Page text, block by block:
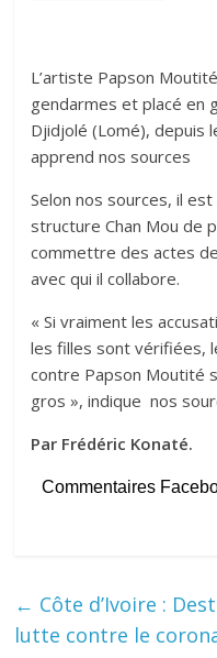
L’artiste Papson
gendarmes et placé en
Djidjolé (Lomé), depuis
apprend nos sources
Selon nos sources, il
structure Chan Mou de
commettre des actes
avec qui il collabore.
« Si vraiment les
les filles sont vérifiées,
contre Papson Moutité
gros », indique nos
Par Frédéric Konaté.
Commentaires
← Côte d’Ivoire :
lutte contre le